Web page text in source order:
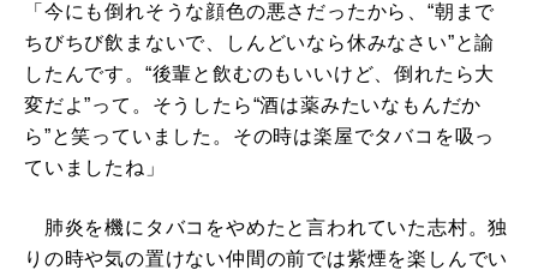
「今にも倒れそうな顔色の悪さだったから、“朝まで
ちびちび飲まないで、しんどいなら休みなさい”と諭
したんです。“後輩と飲むのもいいけど、倒れたら大
変だよ”って。そうしたら“酒は薬みたいなもんだか
ら”と笑っていました。その時は楽屋でタバコを吸っ
ていましたね」
肺炎を機にタバコをやめたと言われていた志村。独
りの時や気の置けない仲間の前では紫煙を楽しんでい